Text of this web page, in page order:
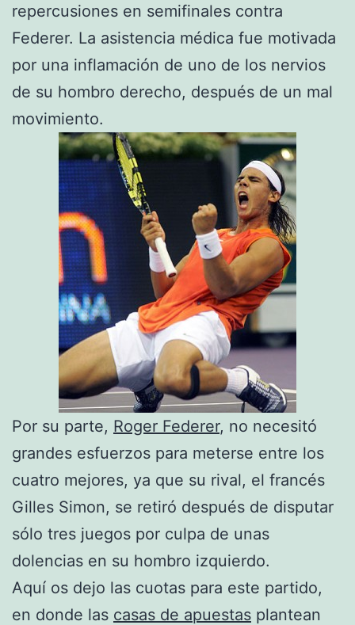
repercusiones en semifinales contra
Federer. La asistencia médica fue motivada
por una inflamación de uno de los nervios
de su hombro derecho, después de un mal
movimiento.
Por su parte, Roger Federer, no necesitó
grandes esfuerzos para meterse entre los
cuatro mejores, ya que su rival, el francés
Gilles Simon, se retiró después de disputar
sólo tres juegos por culpa de unas
dolencias en su hombro izquierdo.
Aquí os dejo las cuotas para este partido,
en donde las casas de apuestas plantean